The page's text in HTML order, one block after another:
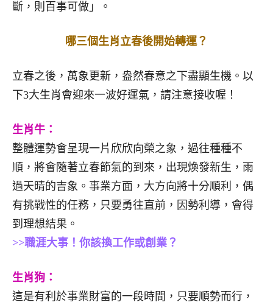
斷，則百事可做」。
哪三個生肖立春後開始轉運？
立春之後，萬象更新，盎然春意之下盡顯生機。以
下3大生肖會迎來一波好運氣，請注意接收喔！
生肖牛：
整體運勢會呈現一片欣欣向榮之象，過往種種不
順，將會隨著立春節氣的到來，出現煥發新生，雨
過天晴的吉象。事業方面，大方向將十分順利，偶
有挑戰性的任務，只要勇往直前，因勢利導，會得
到理想結果。
>>職涯大事！你該換工作或創業？
生肖狗：
這是有利於事業財富的一段時間，只要順勢而行，